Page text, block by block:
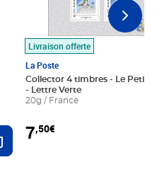
Ajouter au panier
Livraison offerte
La Poste
Collector 4 timbres - Le Petit
- Lettre Verte
20g / France
7,50€